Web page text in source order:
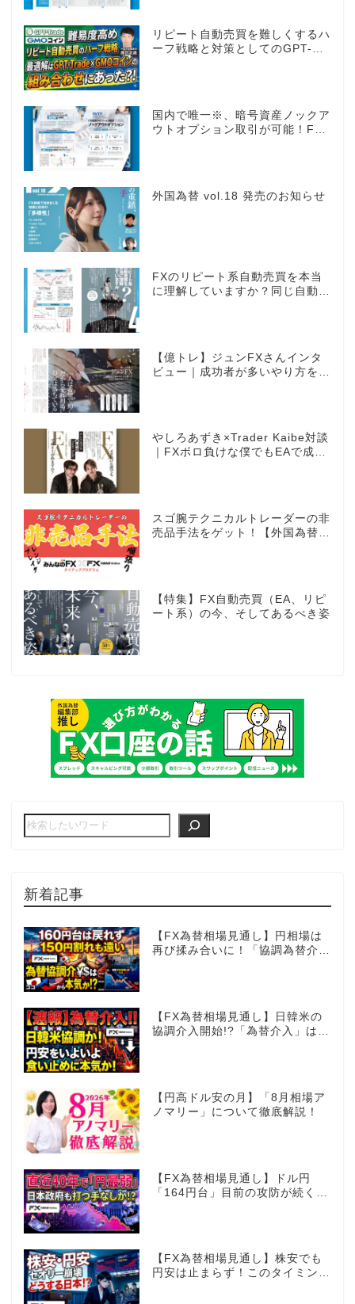
リピート自動売買を難しくするハ
ーフ戦略と対策としてのGPT-
国内で唯一※、暗号資産ノックア
ウトオプション取引が可能！FX
外国為替 vol.18 発売のお知らせ
FXのリピート系自動売買を本当
に理解していますか？同じ自動売
【億トレ】ジュンFXさんインタ
ビュー｜成功者が多いやり方を選
やしろあずき×Trader Kaibe対談
｜FXボロ負けな僕でもEAで成り
スゴ腕テクニカルトレーダーの非
売品手法をゲット！【外国為替×
【特集】FX自動売買（EA、リピ
ート系）の今、そしてあるべき姿
新着記事
【FX為替相場見通し】円相場は
再び揉み合いに！「協調為替介
【FX為替相場見通し】日韓米の
協調介入開始!?「為替介入」はコ
【円高ドル安の月】「8月相場ア
ノマリー」について徹底解説！
【FX為替相場見通し】ドル円
「164円台」目前の攻防が続く！
【FX為替相場見通し】株安でも
円安は止まらず！このタイミング